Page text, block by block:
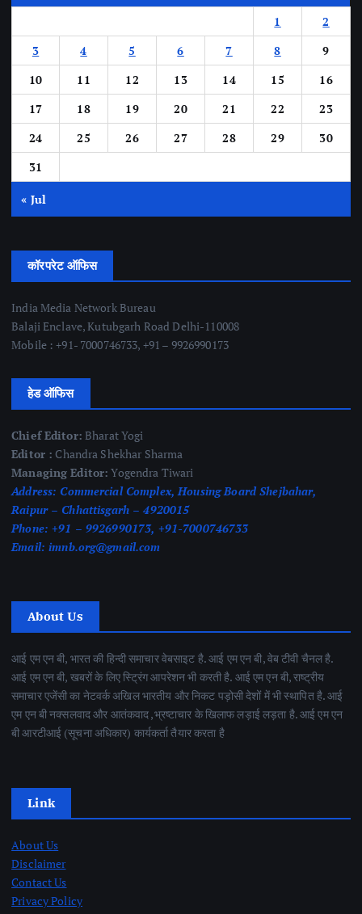
1
2
3
4 5 6 7 8
9
10
11 12 13 14 15
16
17
18 19 20 21 22
23
24
25 26 27 28 29
30
31
« Jul
कॉरपरेट ऑफिस
India Media Network Bureau
Balaji Enclave, Kutubgarh Road Delhi-110008
Mobile : +91- 7000746733, +91 – 9926990173
हेड ऑफिस
Chief Editor: Bharat Yogi
Editor : Chandra Shekhar Sharma
Managing Editor: Yogendra Tiwari
Address: Commercial Complex, Housing Board Shejbahar,
Raipur – Chhattisgarh – 4920015
Phone: +91 – 9926990173, +91-7000746733
Email: imnb.org@gmail.com
About Us
आई एम एन बी, भारत की हिन्दी समाचार वेबसाइट है. आई एम एन बी, वेब टीवी चैनल है.
आई एम एन बी, खबरों के लिए स्ट्रिंग आपरेशन भी करती है. आई एम एन बी, राष्ट्रीय
समाचार एजेंसी का नेटवर्क अखिल भारतीय और निकट पड़ोसी देशों में भी स्थापित है. आई
एम एन बी नक्सलवाद और आतंकवाद ,भ्रष्टाचार के खिलाफ लड़ाई लड़ता है. आई एम एन
बी आरटीआई (सूचना अधिकार) कार्यकर्ता तैयार करता है
Link
About Us
Disclaimer
Contact Us
Privacy Policy